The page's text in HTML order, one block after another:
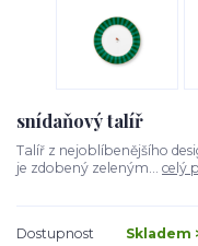
snídaňový talíř
Talíř z nejoblíbenějšího
je zdobený zeleným... celý
Dostupnost Skladem